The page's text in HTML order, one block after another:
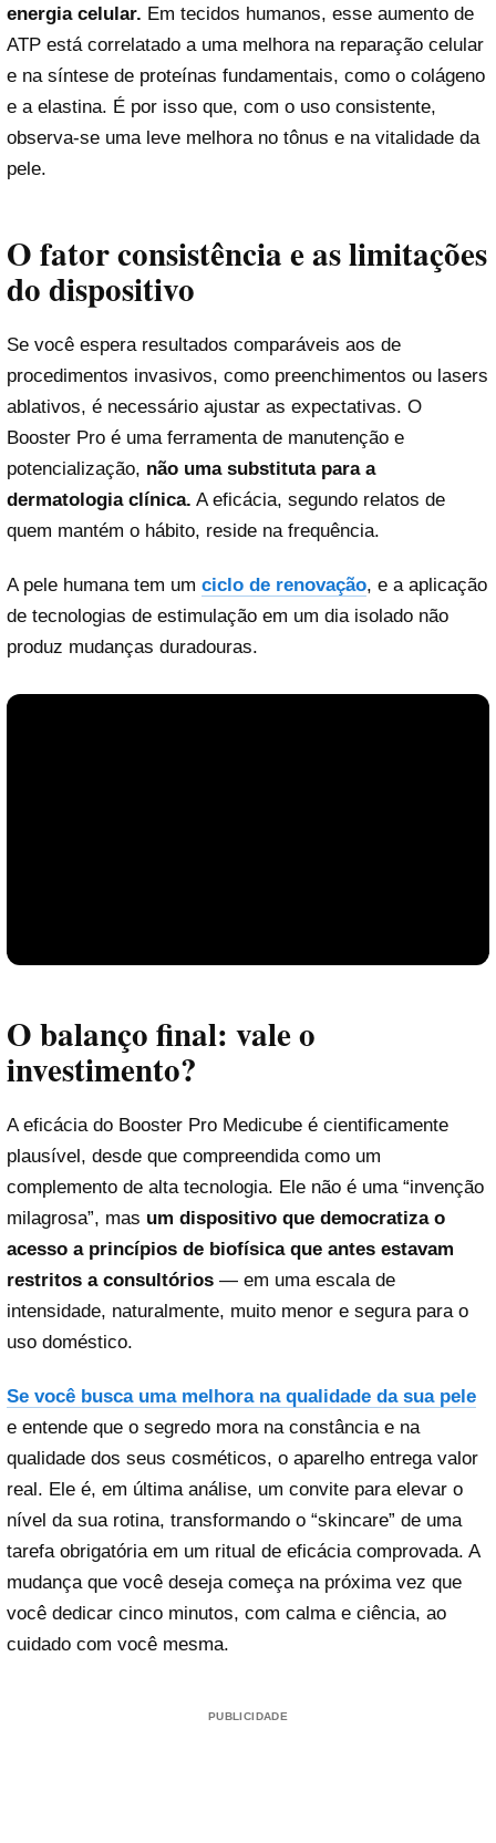
energia celular. Em tecidos humanos, esse aumento de
ATP está correlatado a uma melhora na reparação celular
e na síntese de proteínas fundamentais, como o colágeno
e a elastina. É por isso que, com o uso consistente,
observa-se uma leve melhora no tônus e na vitalidade da
pele.
O fator consistência e as limitações
do dispositivo
Se você espera resultados comparáveis aos de
procedimentos invasivos, como preenchimentos ou lasers
ablativos, é necessário ajustar as expectativas. O
Booster Pro é uma ferramenta de manutenção e
potencialização, não uma substituta para a
dermatologia clínica. A eficácia, segundo relatos de
quem mantém o hábito, reside na frequência.
A pele humana tem um ciclo de renovação, e a aplicação
de tecnologias de estimulação em um dia isolado não
produz mudanças duradouras.
Reproduzir vídeo
O balanço final: vale o
investimento?
A eficácia do Booster Pro Medicube é cientificamente
plausível, desde que compreendida como um
complemento de alta tecnologia. Ele não é uma “invenção
milagrosa”, mas um dispositivo que democratiza o
acesso a princípios de biofísica que antes estavam
restritos a consultórios — em uma escala de
intensidade, naturalmente, muito menor e segura para o
uso doméstico.
Se você busca uma melhora na qualidade da sua pele
e entende que o segredo mora na constância e na
qualidade dos seus cosméticos, o aparelho entrega valor
real. Ele é, em última análise, um convite para elevar o
nível da sua rotina, transformando o “skincare” de uma
tarefa obrigatória em um ritual de eficácia comprovada. A
mudança que você deseja começa na próxima vez que
você dedicar cinco minutos, com calma e ciência, ao
cuidado com você mesma.
PUBLICIDADE